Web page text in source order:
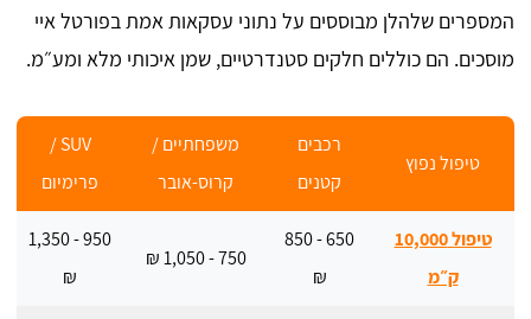
המספרים שלהלן מבוססים על נתוני עסקאות אמת בפורטל איי
מוסכים. הם כוללים חלקים סטנדרטיים, שמן איכותי מלא ומע״מ.
טיפול נפוץ
רכבים
קטנים
משפחתיים /
קרוס-אובר
SUV /
פרימיום
טיפול 10,000
ק״מ
650 - 850
₪
750 - 1,050 ₪
950 - 1,350
₪